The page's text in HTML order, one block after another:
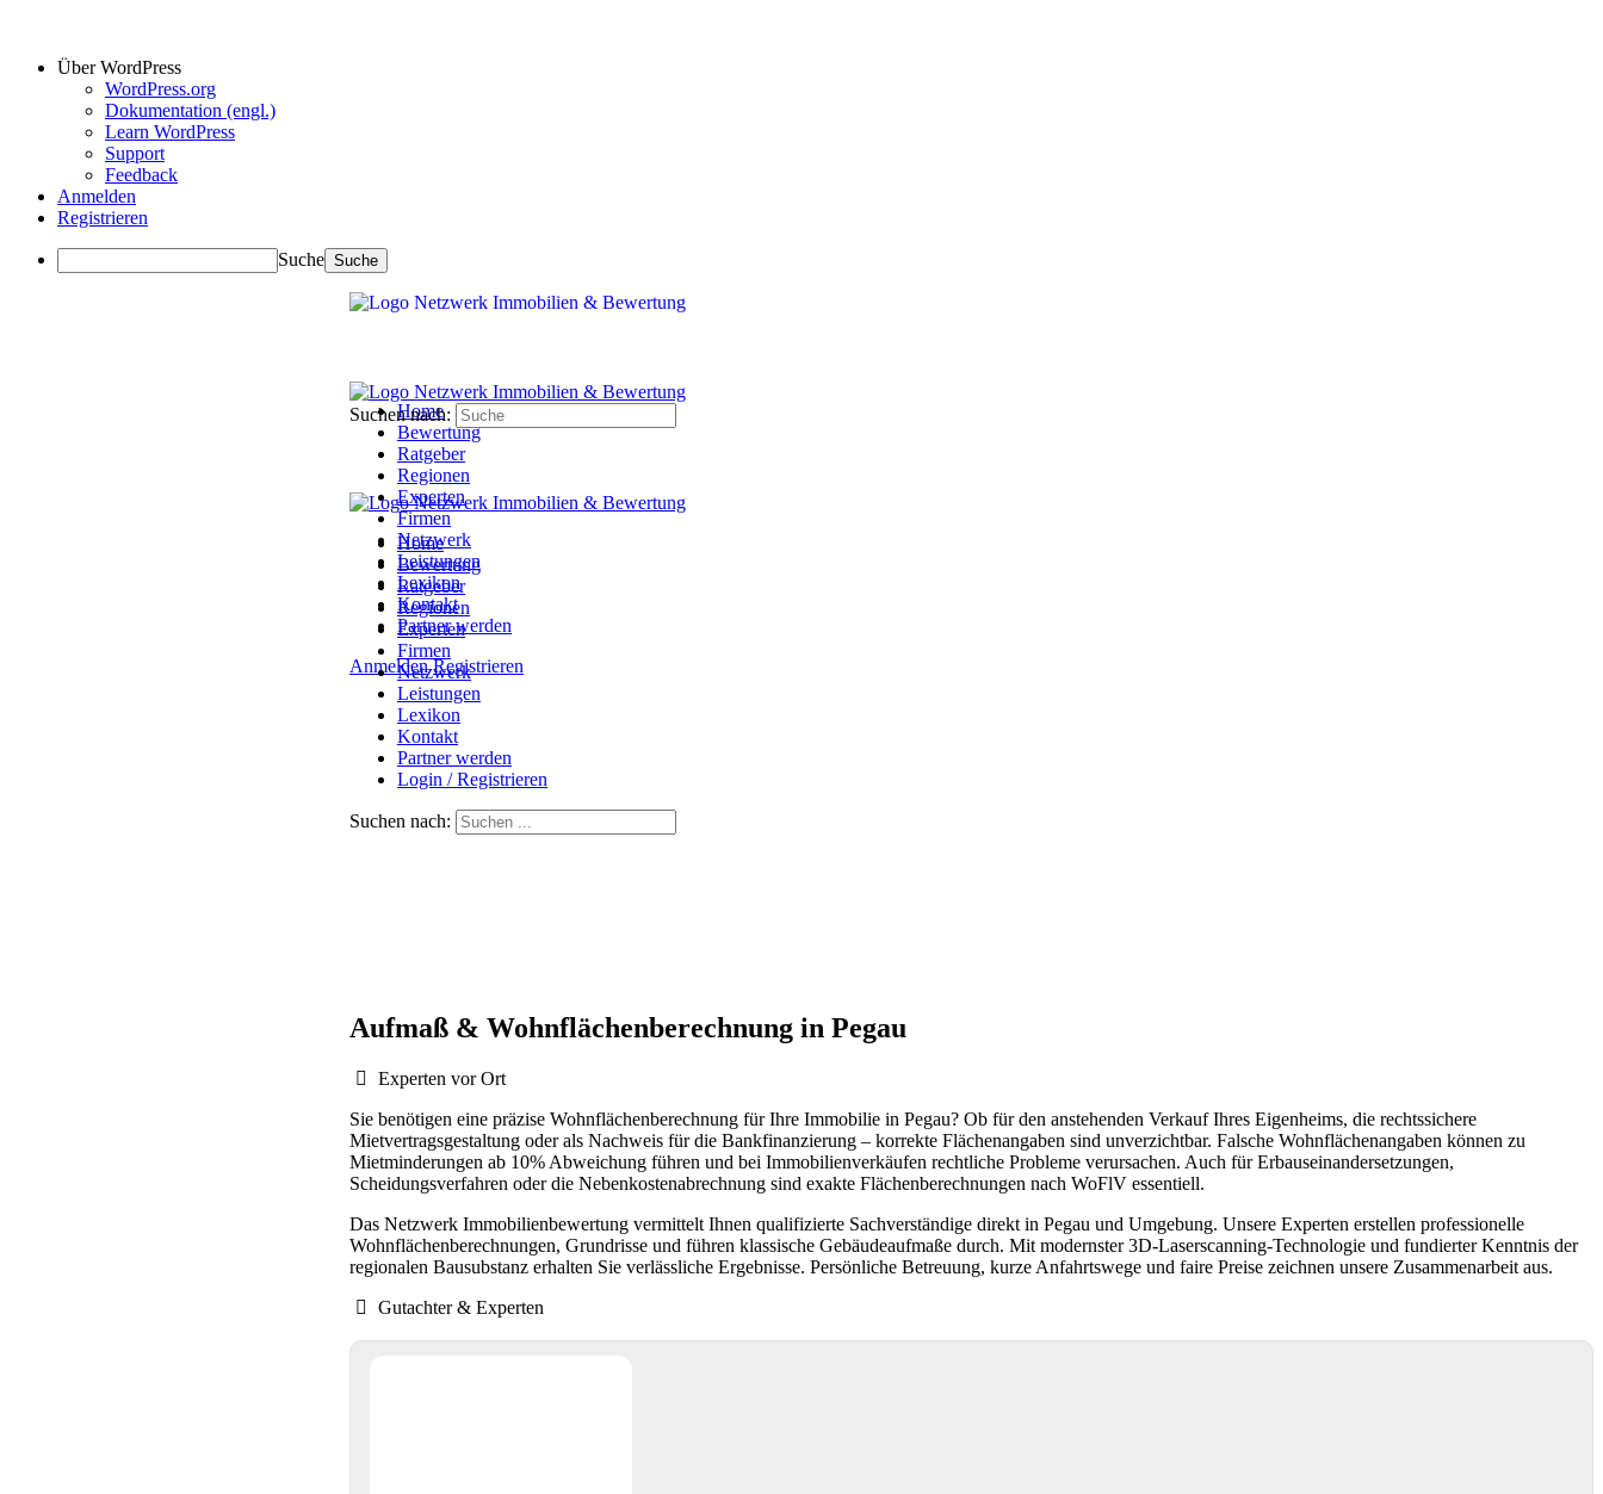
Über WordPress
WordPress.org
Dokumentation (engl.)
Learn WordPress
Support
Feedback
Anmelden
Registrieren
Suche
Home
Bewertung
Ratgeber
Regionen
Experten
Firmen
Netzwerk
Leistungen
Lexikon
Kontakt
Partner werden
Anmelden Registrieren
Suchen nach:
Home
Bewertung
Ratgeber
Regionen
Experten
Firmen
Netzwerk
Leistungen
Lexikon
Kontakt
Partner werden
Login / Registrieren
Suchen nach:
Aufmaß & Wohnflächenberechnung in Pegau
Experten vor Ort
Sie benötigen eine präzise Wohnflächenberechnung für Ihre Immobilie in Pegau? Ob für den anstehenden Verkauf Ihres Eigenheims, die rechtssichere
Mietvertragsgestaltung oder als Nachweis für die Bankfinanzierung – korrekte Flächenangaben sind unverzichtbar. Falsche Wohnflächenangaben können zu
Mietminderungen ab 10% Abweichung führen und bei Immobilienverkäufen rechtliche Probleme verursachen. Auch für Erbauseinandersetzungen,
Scheidungsverfahren oder die Nebenkostenabrechnung sind exakte Flächenberechnungen nach WoFlV essentiell.
Das Netzwerk Immobilienbewertung vermittelt Ihnen qualifizierte Sachverständige direkt in Pegau und Umgebung. Unsere Experten erstellen professionelle
Wohnflächenberechnungen, Grundrisse und führen klassische Gebäudeaufmaße durch. Mit modernster 3D-Laserscanning-Technologie und fundierter Kenntnis der
regionalen Bausubstanz erhalten Sie verlässliche Ergebnisse. Persönliche Betreuung, kurze Anfahrtswege und faire Preise zeichnen unsere Zusammenarbeit aus.
Gutachter & Experten